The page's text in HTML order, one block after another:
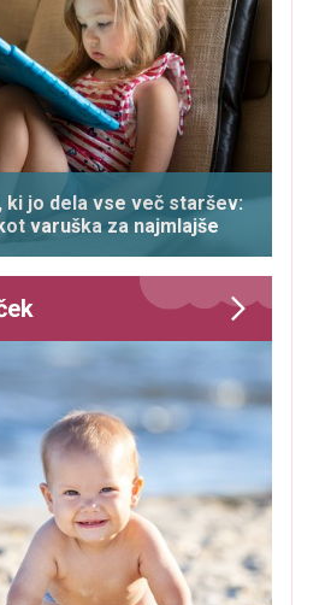
ki jo dela vse več staršev:
varuška za najmlajše